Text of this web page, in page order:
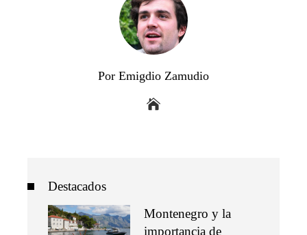
Por Emigdio Zamudio
Destacados
Montenegro y la
importancia de